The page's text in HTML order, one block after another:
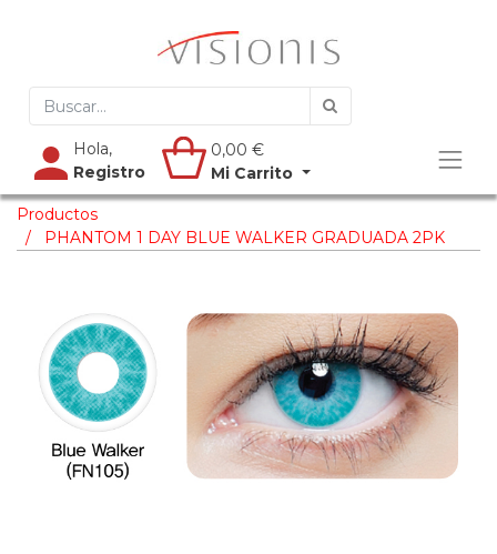
Hola,
Registro
0,00 €
Mi Carrito
Productos
PHANTOM 1 DAY BLUE WALKER GRADUADA 2PK